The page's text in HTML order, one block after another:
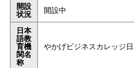
プライバシポリシー
FAQ
お問い合わせ
開設
状況 開設中
日本
語教
育機
関名
称
やかげビジネスカレッジ